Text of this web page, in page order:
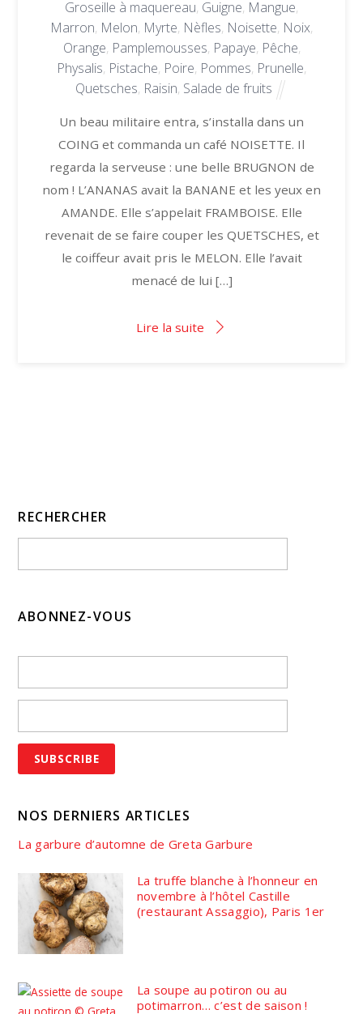
Groseille à maquereau, Guigne, Mangue,
Marron, Melon, Myrte, Nèfles, Noisette, Noix,
Orange, Pamplemousses, Papaye, Pêche,
Physalis, Pistache, Poire, Pommes, Prunelle,
Quetsches, Raisin, Salade de fruits
Un beau militaire entra, s’installa dans un
COING et commanda un café NOISETTE. Il
regarda la serveuse : une belle BRUGNON de
nom ! L’ANANAS avait la BANANE et les yeux en
AMANDE. Elle s’appelait FRAMBOISE. Elle
revenait de se faire couper les QUETSCHES, et
le coiffeur avait pris le MELON. Elle l’avait
menacé de lui […]
Lire la suite
RECHERCHER
ABONNEZ-VOUS
NOS DERNIERS ARTICLES
La garbure d’automne de Greta Garbure
La truffe blanche à l’honneur en
novembre à l’hôtel Castille
(restaurant Assaggio), Paris 1er
La soupe au potiron ou au
potimarron… c’est de saison !